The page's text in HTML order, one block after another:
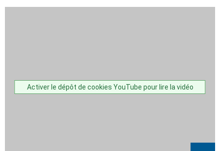
Activer le dépôt de cookies YouTube pour lire la vidéo